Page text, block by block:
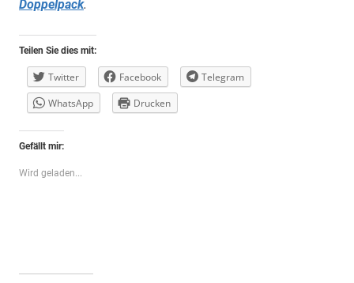
Doppelpack.
Teilen Sie dies mit:
Twitter Facebook
Telegram
WhatsApp
Drucken
Gefällt mir:
Wird geladen...